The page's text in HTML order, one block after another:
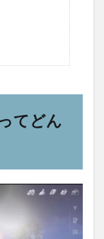
てどん